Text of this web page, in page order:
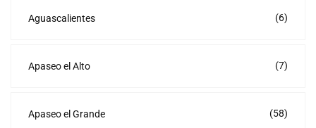
Aguascalientes (6)
Apaseo el Alto (7)
Apaseo el Grande (58)